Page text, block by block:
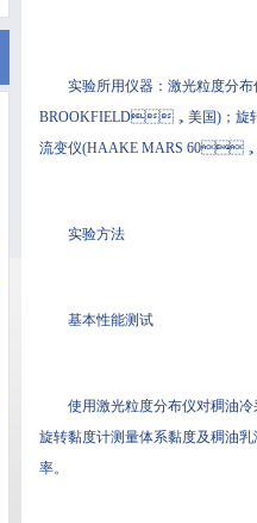
实验所用仪器：激光粒度分
BROOKFIELD，美国)；旋
流变仪(HAAKE MARS 60，
实验方法
基本性能测试
使用激光粒度分布仪对稠油冷
旋转黏度计测量体系黏度及稠油乳
率。